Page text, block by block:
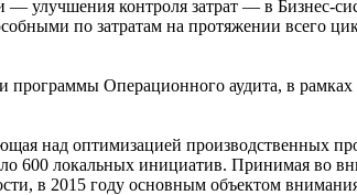
— улучшения контроля затрат — в Бизнес-
по затратам на протяжении всего
программы Операционного аудита, в
над оптимизацией производственных
600 локальных инициатив. Принимая во
в 2015 году основным объектом